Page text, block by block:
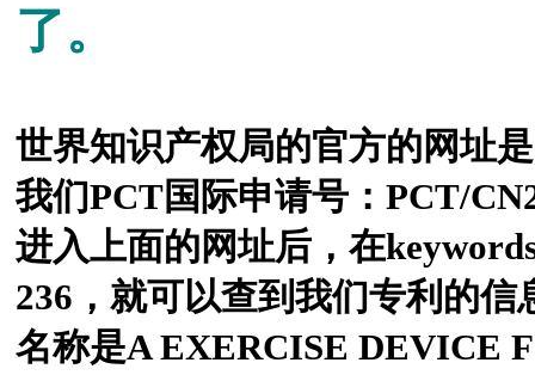
了。
世界知识产权局的官方的网址
我们PCT国际申请号：PCT/
进入上面的网址后，在
236，就可以查到我们专利的信
名称是A EXERCISE DEVICE